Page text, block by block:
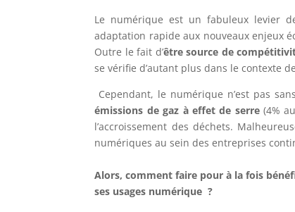
Le numérique est un fabuleux levier
adaptation rapide aux nouveaux enjeux
Outre le fait d’être source de
se vérifie d’autant plus dans le contexte
Cependant, le numérique n’est pas
émissions de gaz à effet de serre(4%
l’accroissement des déchets.
numériques au sein des entreprises
Alors, comment faire pour à la fois
ses usages numérique ?